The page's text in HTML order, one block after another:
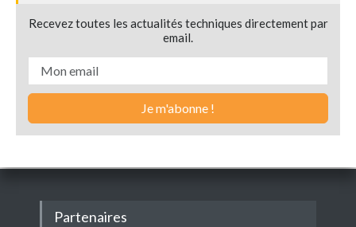
Recevez toutes les actualités techniques directement par
email.
Partenaires